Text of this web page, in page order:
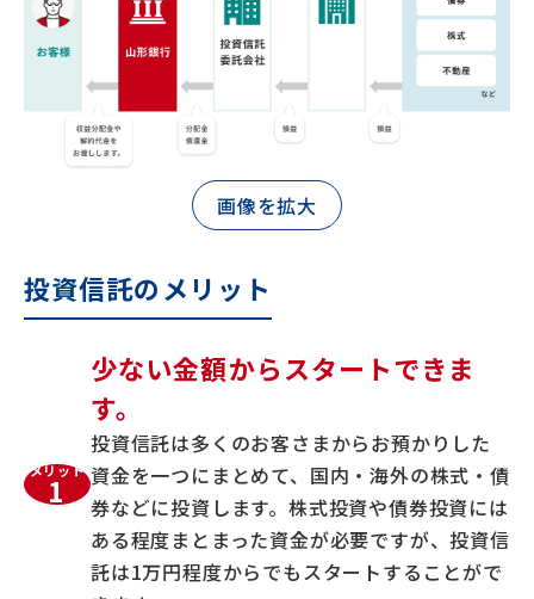
画像を拡大
投資信託のメリット
メリット
1
少ない金額からスタートできま
す。
投資信託は多くのお客さまからお預かりした
資金を一つにまとめて、国内・海外の株式・債
券などに投資します。株式投資や債券投資には
ある程度まとまった資金が必要ですが、投資信
託は1万円程度からでもスタートすることがで